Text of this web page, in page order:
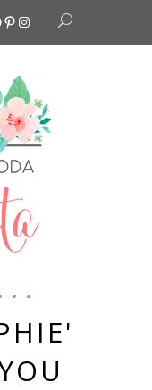
Pinterest
Instagram